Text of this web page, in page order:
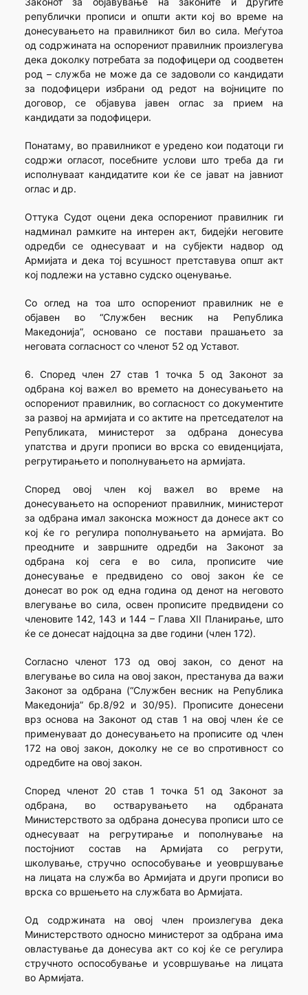
републички прописи и општи акти кој во време на
донесувањето на правилникот бил во сила. Меѓутоа
од содржината на оспорениот правилник произлегува
дека доколку потребата за подофицери од соодветен
род – служба не може да се задоволи со кандидати
за подофицери избрани од редот на војниците по
договор, се објавува јавен оглас за прием на
кандидати за подофицери.
Понатаму, во правилникот е уредено кои податоци ги
содржи огласот, посебните услови што треба да ги
исполнуваат кандидатите кои ќе се јават на јавниот
оглас и др.
Оттука Судот оцени дека оспорениот правилник ги
надминал рамките на интерен акт, бидејќи неговите
одредби се однесуваат и на субјекти надвор од
Армијата и дека тој всушност претставува општ акт
кој подлежи на уставно судско оценување.
Со оглед на тоа што оспорениот правилник не е
објавен во “Службен весник на Република
Македонија”, основано се постави прашањето за
неговата согласност со членот 52 од Уставот.
6. Според член 27 став 1 точка 5 од Законот за
одбрана кој важел во времето на донесувањето на
оспорениот правилник, во согласност со документите
за развој на армијата и со актите на претседателот на
Републиката, министерот за одбрана донесува
упатства и други прописи во врска со евиденцијата,
регрутирањето и пополнувањето на армијата.
Според овој член кој важел во време на
донесувањето на оспорениот правилник, министерот
за одбрана имал законска можност да донесе акт со
кој ќе го регулира пополнувањето на армијата. Во
преодните и завршните одредби на Законот за
одбрана кој сега е во сила, прописите чие
донесување е предвидено со овој закон ќе се
донесат во рок од една година од денот на неговото
влегување во сила, освен прописите предвидени со
членовите 142, 143 и 144 – Глава XII Планирање, што
ќе се донесат најдоцна за две години (член 172).
Согласно членот 173 од овој закон, со денот на
влегување во сила на овој закон, престанува да важи
Законот за одбрана (“Службен весник на Република
Македонија” бр.8/92 и 30/95). Прописите донесени
врз основа на Законот од став 1 на овој член ќе се
применуваат до донесувањето на прописите од член
172 на овој закон, доколку не се во спротивност со
одредбите на овој закон.
Според членот 20 став 1 точка 51 од Законот за
одбрана, во остварувањето на одбраната
Министерството за одбрана донесува прописи што се
однесуваат на регрутирање и пополнување на
постојниот состав на Армијата со регрути,
школување, стручно оспособување и уеовршување
на лицата на служба во Армијата и други прописи во
врска со вршењето на службата во Армијата.
Од содржината на овој член произлегува дека
Министерството односно министерот за одбрана има
овластување да донесува акт со кој ќе се регулира
стручното оспособување и усовршување на лицата
во Армијата.